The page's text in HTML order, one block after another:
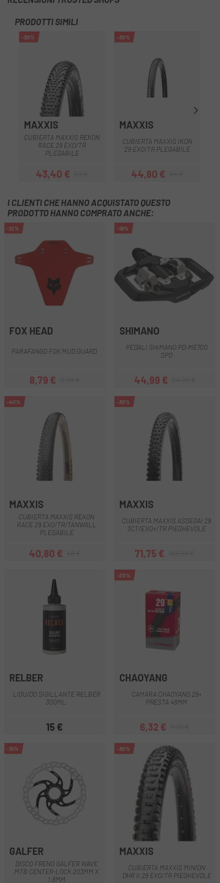
PRODOTTI SIMILI
-30%
MAXXIS
CUBIERTA MAXXIS REKON
RACE 29 EXO/TR
PLEGABILE
Prezzo
43,40 €Prezzo base
-30%
MAXXIS
CUBIERTA MAXXIS IKON
29 EXO/TR PLEGABILE
Prezzo
44,80 €Prezzo base
I CLIENTI CHE HANNO ACQUISTATO QUESTO
PRODOTTO HANNO COMPRATO ANCHE:
-12%
FOX HEAD
PARAFANGO FOX MUD GUARD
Prezzo
8,79 €Prezzo base
-18%
SHIMANO
PEDALI SHIMANO PD-ME700
SPD
Prezzo
44,99 €Prezzo base
-40%
MAXXIS
CUBIERTA MAXXIS REKON
RACE 29 EXO/TR/TANWALL
PLEGABILE
Prezzo
40,80 €Prezzo base
-30%
MAXXIS
CUBIERTA MAXXIS ASSEGAI 29
3CT/EXO+/TR PIEGHEVOLE
Prezzo
71,75 €Prezzo base
RELBER
LIQUIDO SIGILLANTE RELBER
300ML.
Prezzo
15 €
-20%
CHAOYANG
CAMARA CHAOYANG 29+
PRESTA 48MM
Prezzo
6,32 €Prezzo base
-15%
GALFER
DISCO FRENO GALFER WAVE
MTB CENTER-LOCK 203MM X
1.8MM
-30%
MAXXIS
CUBIERTA MAXXIS MINION
DHR II 29 EXO/TR PIEGHEVOLE